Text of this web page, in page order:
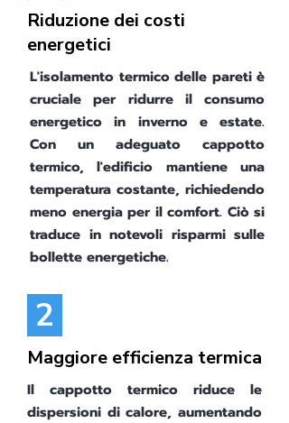
Riduzione dei costi
energetici
L'isolamento termico delle pareti è
cruciale per ridurre il consumo
energetico in inverno e estate.
Con un adeguato cappotto
termico, l'edificio mantiene una
temperatura costante, richiedendo
meno energia per il comfort. Ciò si
traduce in notevoli risparmi sulle
bollette energetiche.
2
Maggiore efficienza termica
Il cappotto termico riduce le
dispersioni di calore, aumentando